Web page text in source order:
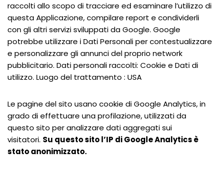
raccolti allo scopo di tracciare ed esaminare l’utilizzo di
questa Applicazione, compilare report e condividerli
con gli altri servizi sviluppati da Google. Google
potrebbe utilizzare i Dati Personali per contestualizzare
e personalizzare gli annunci del proprio network
pubblicitario. Dati personali raccolti: Cookie e Dati di
utilizzo. Luogo del trattamento : USA
Le pagine del sito usano cookie di Google Analytics, in
grado di effettuare una profilazione, utilizzati da
questo sito per analizzare dati aggregati sui
visitatori. Su questo sito l’IP di Google Analytics è
stato anonimizzato.